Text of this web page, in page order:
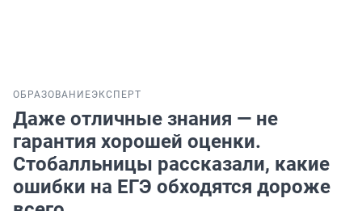
ОБРАЗОВАНИЕЭКСПЕРТ
Даже отличные знания — не
гарантия хорошей оценки.
Стобалльницы рассказали, какие
ошибки на ЕГЭ обходятся дороже